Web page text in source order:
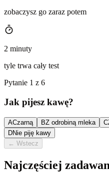
zobaczysz go zaraz potem
2 minuty
tyle trwa cały test
Pytanie 1 z 6
Jak pijesz kawę?
ACzarną BZ odrobiną mleka C
DNie piję kawy
← Wstecz
Najczęściej